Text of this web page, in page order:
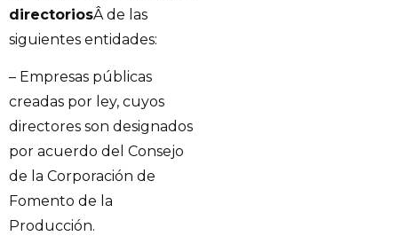
directoriosÂ de las
siguientes entidades:
– Empresas públicas
creadas por ley, cuyos
directores son designados
por acuerdo del Consejo
de la Corporación de
Fomento de la
Producción.